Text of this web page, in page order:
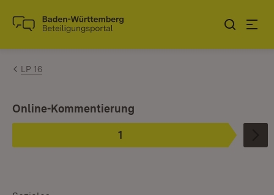
Zum Inhalt springen
Link zur Startseite
LP 16
Phase
1
:
Ist ausgewählt.
Online-Kommentierung